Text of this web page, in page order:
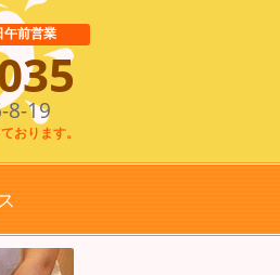
午前営業
8-19
おります。